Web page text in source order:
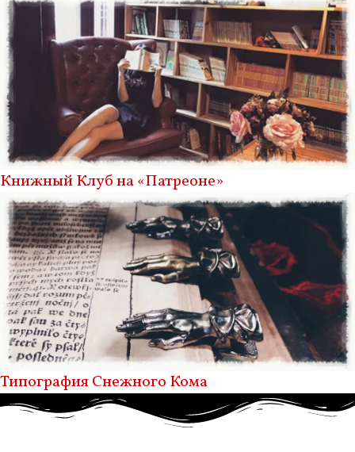
Книжный Клуб на «Патреоне»
Типография Снежного Кома